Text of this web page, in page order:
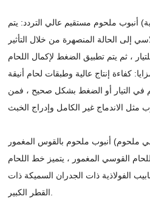
أنبوب ملحوم مستقيم عالي التردد: يتم
إلى الحالة المنصهرة من خلال التأثير
في التيار أو الضغط بشكل صحيح ، فمن
أنبوب ملحوم بالقوس المغمور
القوسي المغمور ، يتميز خط اللحام
الفولاذية ذات الجدران السميكة ذات